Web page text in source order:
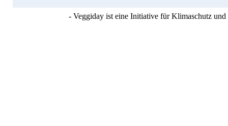
- Veggiday ist eine Initiative für Klimaschutz